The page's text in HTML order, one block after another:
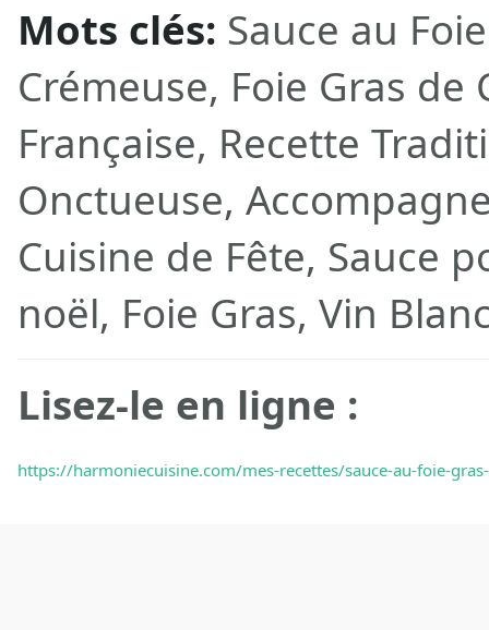
Mots clés: Sauce au
Crémeuse, Foie Gras
Française, Recette
Onctueuse,
Cuisine de Fête, Sauce
noël, Foie Gras, Vin
Lisez-le en ligne :
https://harmoniecuisine.com/mes-recettes/sauce-au-foie-